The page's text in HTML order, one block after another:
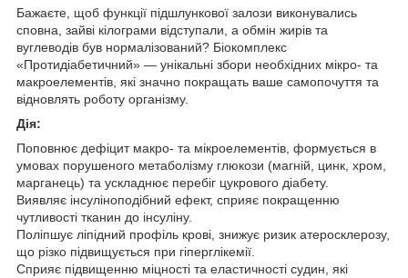
Бажаєте, щоб функції підшлункової залози виконувались
сповна, зайві кілограми відступали, а обмін жирів та
вуглеводів був нормалізований? Біокомплекс
«Протидіабетичний» — унікальні збори необхідних мікро- та
макроелементів, які значно покращать ваше самопочуття та
відновлять роботу організму.
Дія:
Поповнює дефіцит макро- та мікроелементів, формується в
умовах порушеного метаболізму глюкози (магній, цинк, хром,
марганець) та ускладнює перебіг цукрового діабету.
Виявляє інсуліноподібний ефект, сприяє покращенню
чутливості тканин до інсуліну.
Поліпшує ліпідний профіль крові, знижує ризик атеросклерозу,
що різко підвищується при гіперглікемії.
Сприяє підвищенню міцності та еластичності судин, які